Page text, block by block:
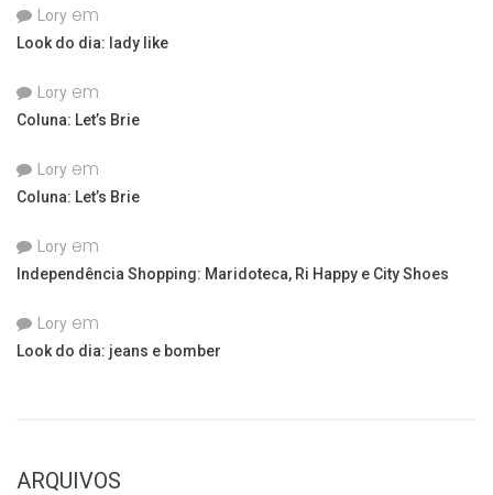
Lory em
Look do dia: lady like
Lory em
Coluna: Let’s Brie
Lory em
Coluna: Let’s Brie
Lory em
Independência Shopping: Maridoteca, Ri Happy e City Shoes
Lory em
Look do dia: jeans e bomber
ARQUIVOS